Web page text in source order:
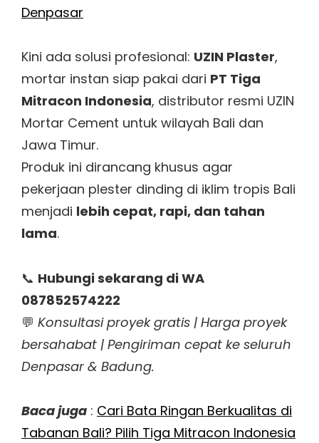
Denpasar
Kini ada solusi profesional: UZIN Plaster,
mortar instan siap pakai dari PT Tiga
Mitracon Indonesia, distributor resmi UZIN
Mortar Cement untuk wilayah Bali dan
Jawa Timur.
Produk ini dirancang khusus agar
pekerjaan plester dinding di iklim tropis Bali
menjadi lebih cepat, rapi, dan tahan
lama.
📞 Hubungi sekarang di WA
087852574222
💬 Konsultasi proyek gratis | Harga proyek
bersahabat | Pengiriman cepat ke seluruh
Denpasar & Badung.
Baca juga : Cari Bata Ringan Berkualitas di
Tabanan Bali? Pilih Tiga Mitracon Indonesia